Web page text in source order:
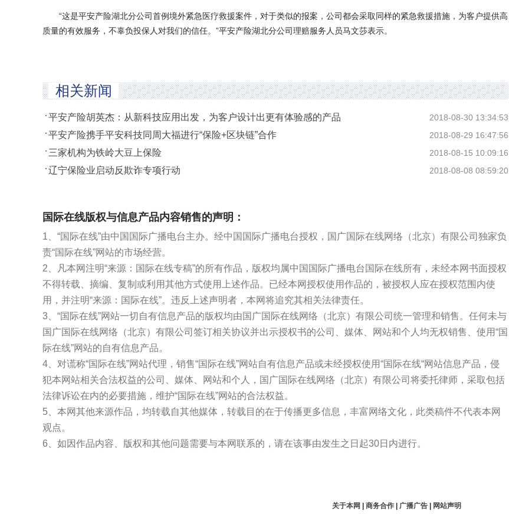
“这是平安产险湖北分公司首例境外紧急医疗救援案件，对于类似的报案，公司都会采取同样的紧急救援措施，为客户提供高
质量的有效服务，不辜负投保人对我们的信任。”平安产险湖北分公司理赔服务人员马文莎表示。
相关新闻
2018-08-30 13:34:53
平安产险胡英杰：从新科技应用出发，为客户设计出更有体验感的产品
2018-08-29 16:47:56
平安产险携手平安科技同周大福进行“保险+区块链”合作
2018-08-15 10:09:16
三家机构为铁岭大豆上保险
2018-08-08 08:59:20
辽宁保险业启动反欺诈专项行动
国际在线版权与信息产品内容销售的声明：
1、“国际在线”由中国国际广播电台主办。经中国国际广播电台授权，国广国际在线网络（北京）有限公司独家负
责“国际在线”网站的市场经营。
2、凡本网注明“来源：国际在线专稿”的所有作品，版权均属中国国际广播电台国际在线所有，未经本网书面授权
不得转载、摘编、复制或利用其他方式使用上述作品。已经本网授权使用作品的，被授权人应在授权范围内使
用，并注明“来源：国际在线”。违反上述声明者，本网将追究其相关法律责任。
3、“国际在线”网站一切自有信息产品的版权均由国广国际在线网络（北京）有限公司统一管理和销售。任何未与
国广国际在线网络（北京）有限公司签订相关协议并出示授权书的公司、媒体、网站和个人均无权销售、使用“国
际在线”网站的自有信息产品。
4、对谎称“国际在线”网站代理，销售“国际在线”网站自有信息产品或未经授权使用“国际在线“网站信息产品，侵
犯本网站相关合法权益的公司、媒体、网站和个人，国广国际在线网络（北京）有限公司将委托律师，采取包括
法律诉讼在内的必要措施，维护“国际在线”网站的合法权益。
5、本网其他来源作品，均转载自其他媒体，转载目的在于传播更多信息，丰富网络文化，此类稿件不代表本网
观点。
6、如因作品内容、版权和其他问题需要与本网联系的，请在该事由发生之日起30日内进行。
关于本网 商务合作| 广播广告| 网站声明